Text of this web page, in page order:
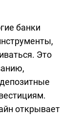
банки
Это
открывает